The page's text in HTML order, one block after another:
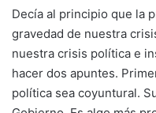
Decía al principio que la
gravedad de nuestra
nuestra crisis política e
hacer dos apuntes.
política sea coyuntural.